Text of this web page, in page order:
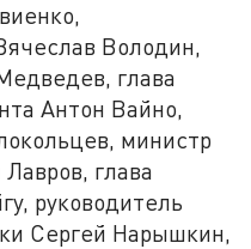
Володин,
глава
Антон Вайно,
министр
глава
руководитель
Сергей Нарышкин,